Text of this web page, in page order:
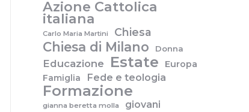
Azione Cattolica
italiana
Carlo Maria Martini Chiesa
Chiesa di Milano Donna
Educazione Estate
Europa
Famiglia
Fede e teologia
Formazione
gianna beretta molla giovani